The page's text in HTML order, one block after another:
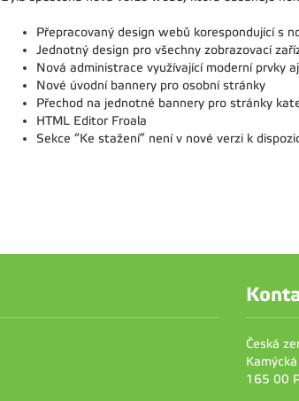
Přepracovaný design webů korespondující s
Jednotný design pro všechny zobrazovací
Nová administrace využívající moderní prvky
Nové úvodní bannery pro osobní stránky
Přechod na jednotné bannery pro stránky
HTML Editor Froala
Sekce “Ke stažení” není v nové verzi k
Česká
165 00